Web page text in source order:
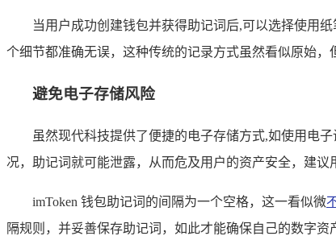
当用户成功创建钱包并获得助记词后,可以选择使用
个细节都准确无误，这种传统的记录方式虽然看似原始，
避免电子存储风险
虽然现代科技提供了便捷的电子存储方式,如使用电
况，助记词就可能泄露，从而危及用户的资产安全，建
imToken 钱包助记词的间隔为一个空格，这一看似微
隔规则，并妥善保存助记词，如此才能确保自己的数字资